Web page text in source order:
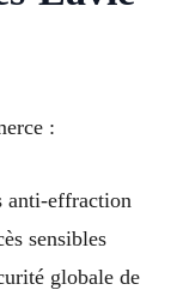
:
anti-effraction
sensibles
globale de